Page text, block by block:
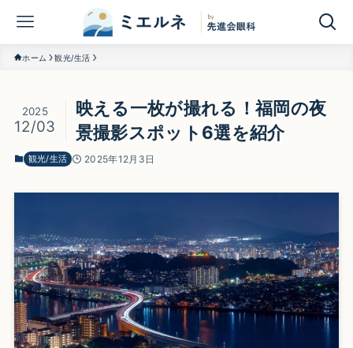
ホーム 観光/生活
映える一枚が撮れる！福岡の夜
景撮影スポット6選を紹介
2025
12/03
観光/生活 2025年12月3日